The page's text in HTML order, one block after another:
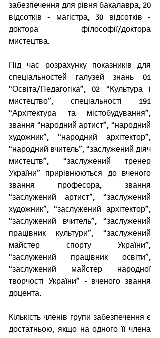
забезпечення для рівня бакалавра, 20
відсотків - магістра, 30 відсотків -
доктора філософії/доктора
мистецтва.
Під час розрахунку показників для
спеціальностей галузей знань 01
“Освіта/Педагогіка”, 02 “Культура і
мистецтво”, спеціальності 191
“Архітектура та містобудування”,
звання “народний артист”, “народний
художник”, “народний архітектор”,
“народний вчитель”, “заслужений діяч
мистецтв”, “заслужений тренер
України” прирівнюються до вченого
звання професора, звання
“заслужений артист”, “заслужений
художник”, “заслужений архітектор”,
“заслужений вчитель”, “заслужений
працівник культури”, “заслужений
майстер спорту України”,
“заслужений працівник освіти”,
“заслужений майстер народної
творчості України” - вченого звання
доцента.
Кількість членів групи забезпечення є
достатньою, якщо на одного її члена